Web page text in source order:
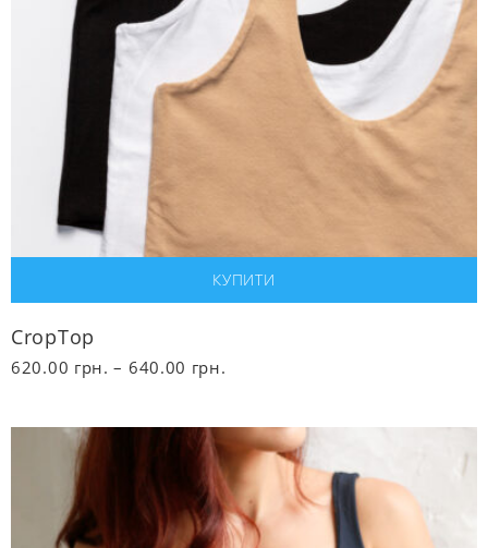
CropТop
620.00 грн. – 640.00 грн.
від
620.00 грн.
до
640.00 грн.